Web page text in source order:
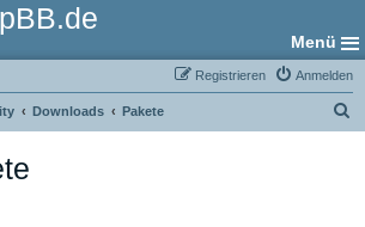
Menü
Anmelden
Registrieren
Downloads Pakete